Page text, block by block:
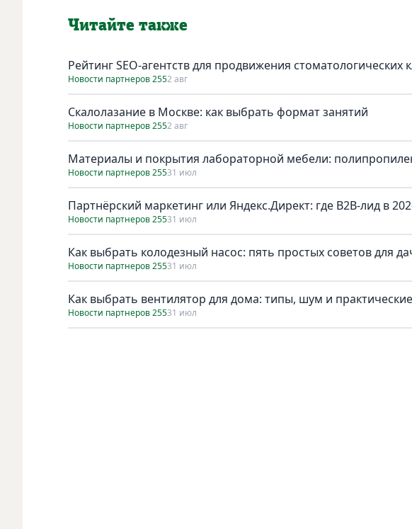
Читайте также
Рейтинг SEO-агентств для продвижения стоматологических
Новости партнеров 2552 авг
Скалолазание в Москве: как выбрать формат занятий
Новости партнеров 2552 авг
Материалы и покрытия лабораторной мебели:
Новости партнеров 25531 июл
Партнёрский маркетинг или Яндекс.Директ: где B2B-лид в
Новости партнеров 25531 июл
Как выбрать колодезный насос: пять простых советов для
Новости партнеров 25531 июл
Как выбрать вентилятор для дома: типы, шум и
Новости партнеров 25531 июл